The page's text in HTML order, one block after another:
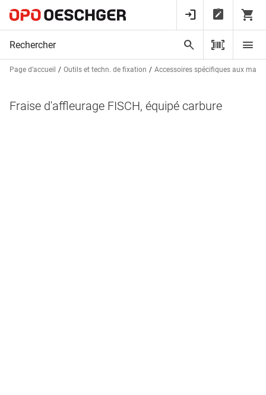
Page d’accueil Outils et techn. de fixation Accessoires spécifiques aux
Fraise d'affleurage FISCH, équipé carbure